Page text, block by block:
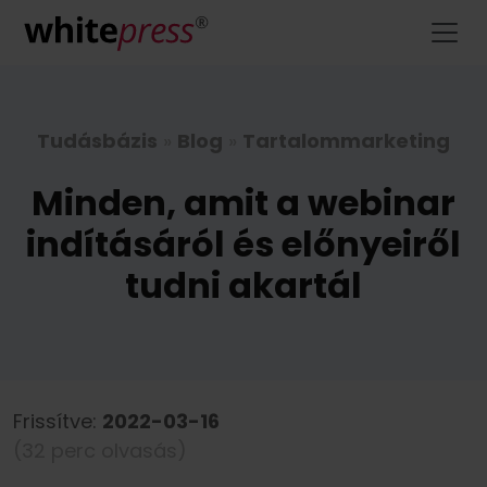
Tudásbázis Blog Tartalommarketing
Minden, amit a webinar
indításáról és előnyeiről
tudni akartál
Frissítve: 2022-03-16